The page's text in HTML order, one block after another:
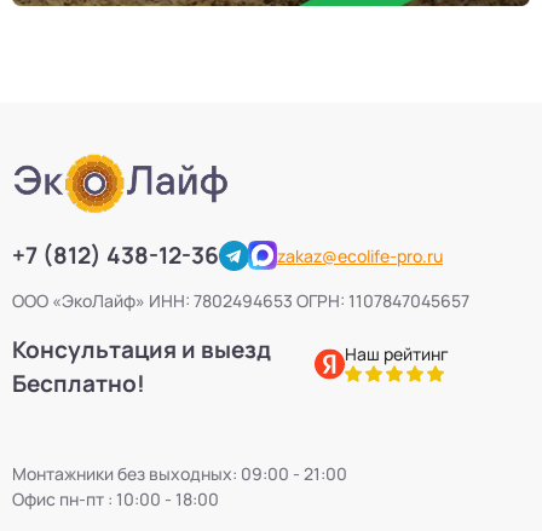
+7 (812) 438-12-36
zakaz@ecolife-pro.ru
ООО «ЭкоЛайф» ИНН: 7802494653 ОГРН: 1107847045657
Консультация и выезд
Бесплатно!
Наш рейтинг
Монтажники без выходных: 09:00 - 21:00
Офис пн-пт : 10:00 - 18:00